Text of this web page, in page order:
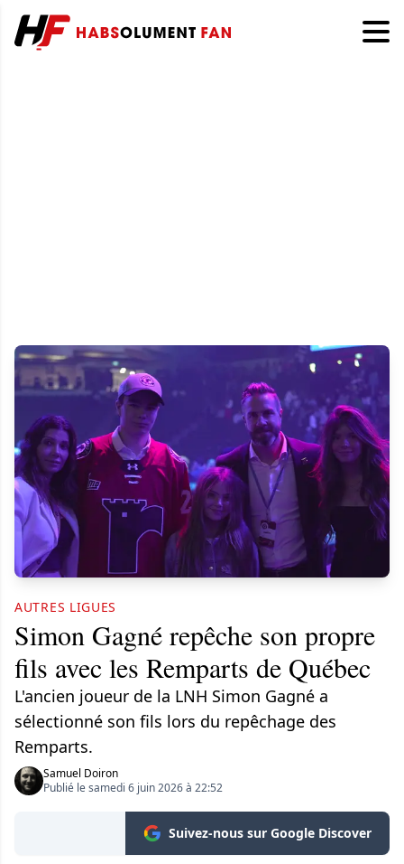
AUTRES LIGUES
Simon Gagné repêche son propre
fils avec les Remparts de Québec
L'ancien joueur de la LNH Simon Gagné a
sélectionné son fils lors du repêchage des
Remparts.
Samuel Doiron
Publié le samedi 6 juin 2026 à 22:52
Suivez-nous sur Google Discover